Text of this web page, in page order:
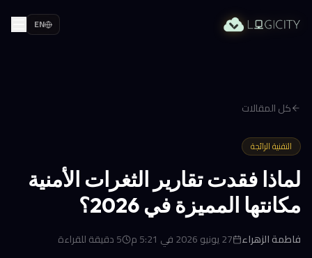
EN
كل المقالات
التقنية الرائجة
لماذا فقدت تقارير الثغرات الأمنية
مكانتها المميزة في 2026؟
فاطمة الزهراء 27 يونيو 2026 في 5:21 م 5دقيقة للقراءة